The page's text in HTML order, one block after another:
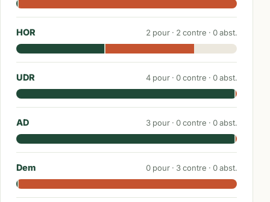
HOR 2 pour · 2 contre · 0abst.
UDR 4 pour · 0contre · 0abst.
AD 3 pour · 0contre · 0abst.
Dem 0 pour · 3contre · 0abst.